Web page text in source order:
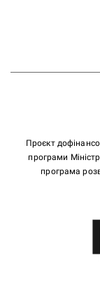
Проєкт
програми
програма